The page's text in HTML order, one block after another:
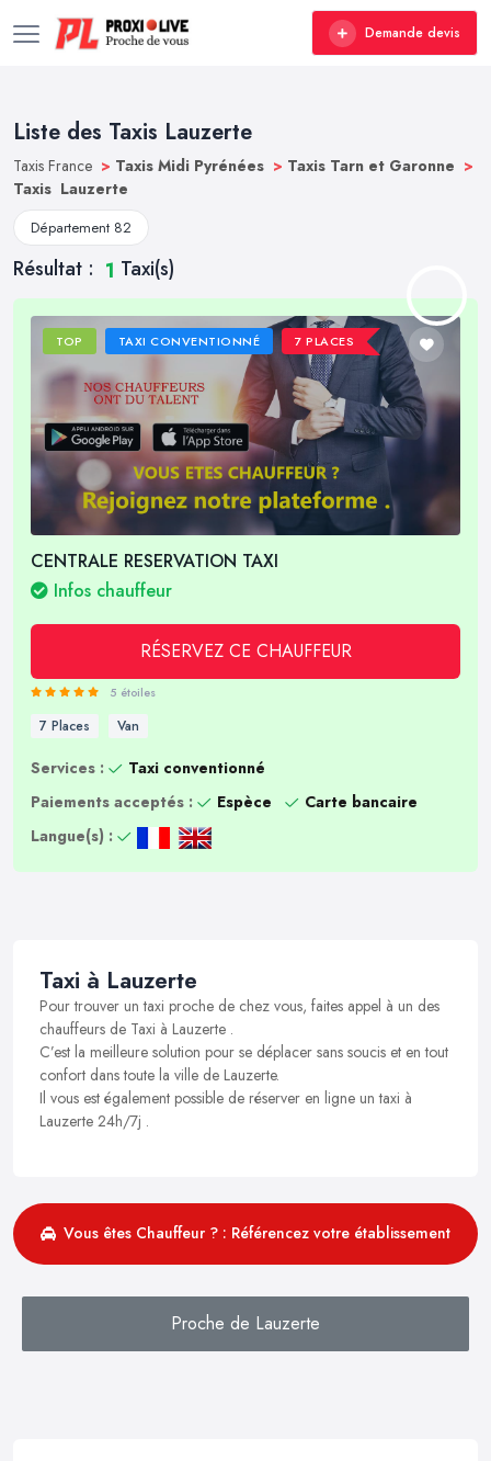
Demande devis
Liste des Taxis Lauzerte
Taxis France > Taxis Midi Pyrénées > Taxis Tarn et Garonne >
Taxis Lauzerte
Département 82
Résultat : 1 Taxi(s)
TOP TAXI CONVENTIONNÉ 7 PLACES
CENTRALE RESERVATION TAXI
Infos chauffeur
RÉSERVEZ CE CHAUFFEUR
5 étoiles
7 Places Van
Services :
Taxi conventionné
Paiements acceptés :
Espèce
Carte bancaire
Langue(s) :
Taxi à Lauzerte
Pour trouver un taxi proche de chez vous, faites appel à un des
chauffeurs de Taxi à Lauzerte .
C’est la meilleure solution pour se déplacer sans soucis et en tout
confort dans toute la ville de Lauzerte.
Il vous est également possible de réserver en ligne un taxi à
Lauzerte 24h/7j .
Vous êtes Chauffeur ? : Référencez votre établissement
Proche de Lauzerte